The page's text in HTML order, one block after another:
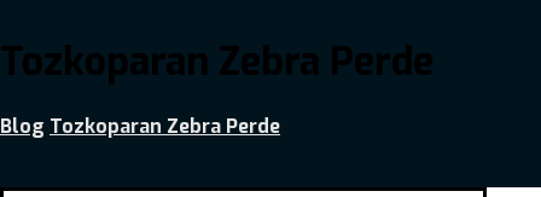
Tozkoparan Zebra Perde
Blog Tozkoparan Zebra Perde